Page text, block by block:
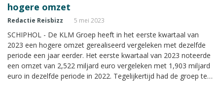
hogere omzet
Redactie Reisbizz 5 mei 2023
SCHIPHOL - De KLM Groep heeft in het eerste kwartaal van
2023 een hogere omzet gerealiseerd vergeleken met dezelfde
periode een jaar eerder. Het eerste kwartaal van 2023 noteerde
een omzet van 2,522 miljard euro vergeleken met 1,903 miljard
euro in dezelfde periode in 2022. Tegelijkertijd had de groep te